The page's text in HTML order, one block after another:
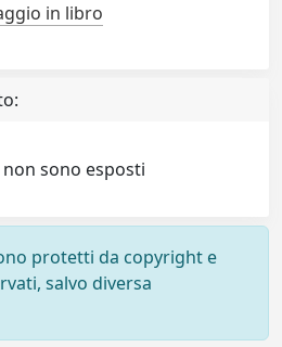
in libro
sono esposti
protetti da copyright e
salvo diversa